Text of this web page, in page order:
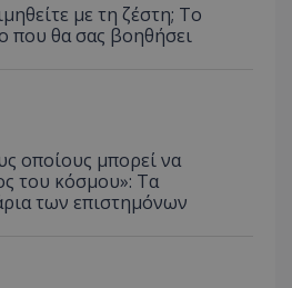
με τη ζέστη; Το
που θα σας βοηθήσει
οποίους μπορεί να
του κόσμου»: Τα
των επιστημόνων